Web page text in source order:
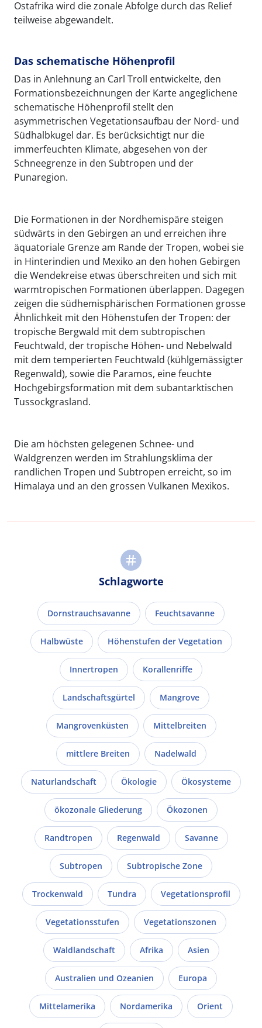
Ostafrika wird die zonale Abfolge durch das Relief
teilweise abgewandelt.
Das schematische Höhenprofil
Das in Anlehnung an Carl Troll entwickelte, den
Formationsbezeichnungen der Karte angeglichene
schematische Höhenprofil stellt den
asymmetrischen Vegetationsaufbau der Nord- und
Südhalbkugel dar. Es berücksichtigt nur die
immerfeuchten Klimate, abgesehen von der
Schneegrenze in den Subtropen und der
Punaregion.
Die Formationen in der Nordhemispäre steigen
südwärts in den Gebirgen an und erreichen ihre
äquatoriale Grenze am Rande der Tropen, wobei sie
in Hinterindien und Mexiko an den hohen Gebirgen
die Wendekreise etwas überschreiten und sich mit
warmtropischen Formationen überlappen. Dagegen
zeigen die südhemisphärischen Formationen grosse
Ähnlichkeit mit den Höhenstufen der Tropen: der
tropische Bergwald mit dem subtropischen
Feuchtwald, der tropische Höhen- und Nebelwald
mit dem temperierten Feuchtwald (kühlgemässigter
Regenwald), sowie die Paramos, eine feuchte
Hochgebirgsformation mit dem subantarktischen
Tussockgrasland.
Die am höchsten gelegenen Schnee- und
Waldgrenzen werden im Strahlungsklima der
randlichen Tropen und Subtropen erreicht, so im
Himalaya und an den grossen Vulkanen Mexikos.
Schlagworte
Dornstrauchsavanne Feuchtsavanne
Halbwüste Höhenstufen der Vegetation
Innertropen Korallenriffe
Landschaftsgürtel Mangrove
Mangrovenküsten Mittelbreiten
mittlere Breiten Nadelwald
Naturlandschaft Ökologie Ökosysteme
ökozonale Gliederung Ökozonen
Randtropen Regenwald Savanne
Subtropen Subtropische Zone
Trockenwald Tundra Vegetationsprofil
Vegetationsstufen Vegetationszonen
Waldlandschaft Afrika Asien
Australien und Ozeanien Europa
Mittelamerika Nordamerika Orient